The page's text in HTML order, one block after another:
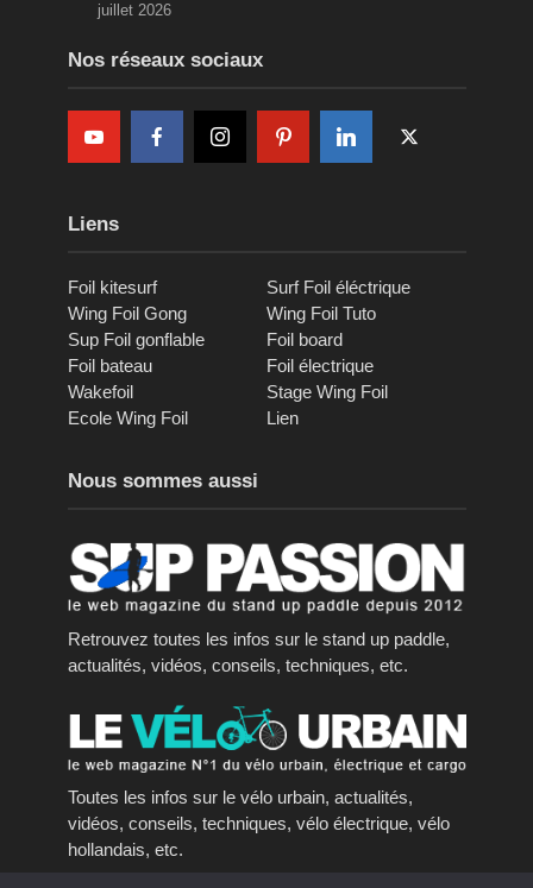
juillet 2026
Nos réseaux sociaux
Liens
Foil kitesurf
Surf Foil éléctrique
Wing Foil Gong
Wing Foil Tuto
Sup Foil gonflable
Foil board
Foil bateau
Foil électrique
Wakefoil
Stage Wing Foil
Ecole Wing Foil
Lien
Nous sommes aussi
Retrouvez toutes les infos sur le stand up paddle,
actualités, vidéos, conseils, techniques, etc.
Toutes les infos sur le vélo urbain, actualités,
vidéos, conseils, techniques, vélo électrique, vélo
hollandais, etc.